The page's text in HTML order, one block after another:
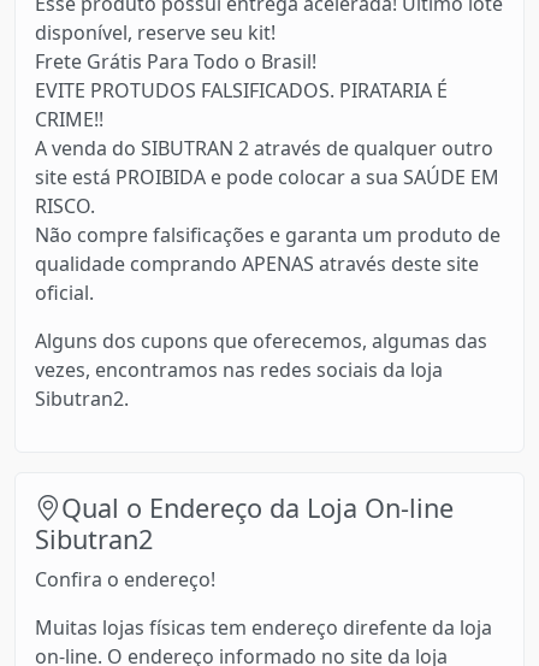
disponível, reserve seu kit!
Frete Grátis Para Todo o Brasil!
EVITE PROTUDOS FALSIFICADOS. PIRATARIA É
CRIME!!
A venda do SIBUTRAN 2 através de qualquer outro
site está PROIBIDA e pode colocar a sua SAÚDE EM
RISCO.
Não compre falsificações e garanta um produto de
qualidade comprando APENAS através deste site
oficial.
Alguns dos cupons que oferecemos, algumas das
vezes, encontramos nas redes sociais da loja
Sibutran2.
Qual o Endereço da Loja On-line
Sibutran2
Confira o endereço!
Muitas lojas físicas tem endereço direfente da loja
on-line. O endereço informado no site da loja